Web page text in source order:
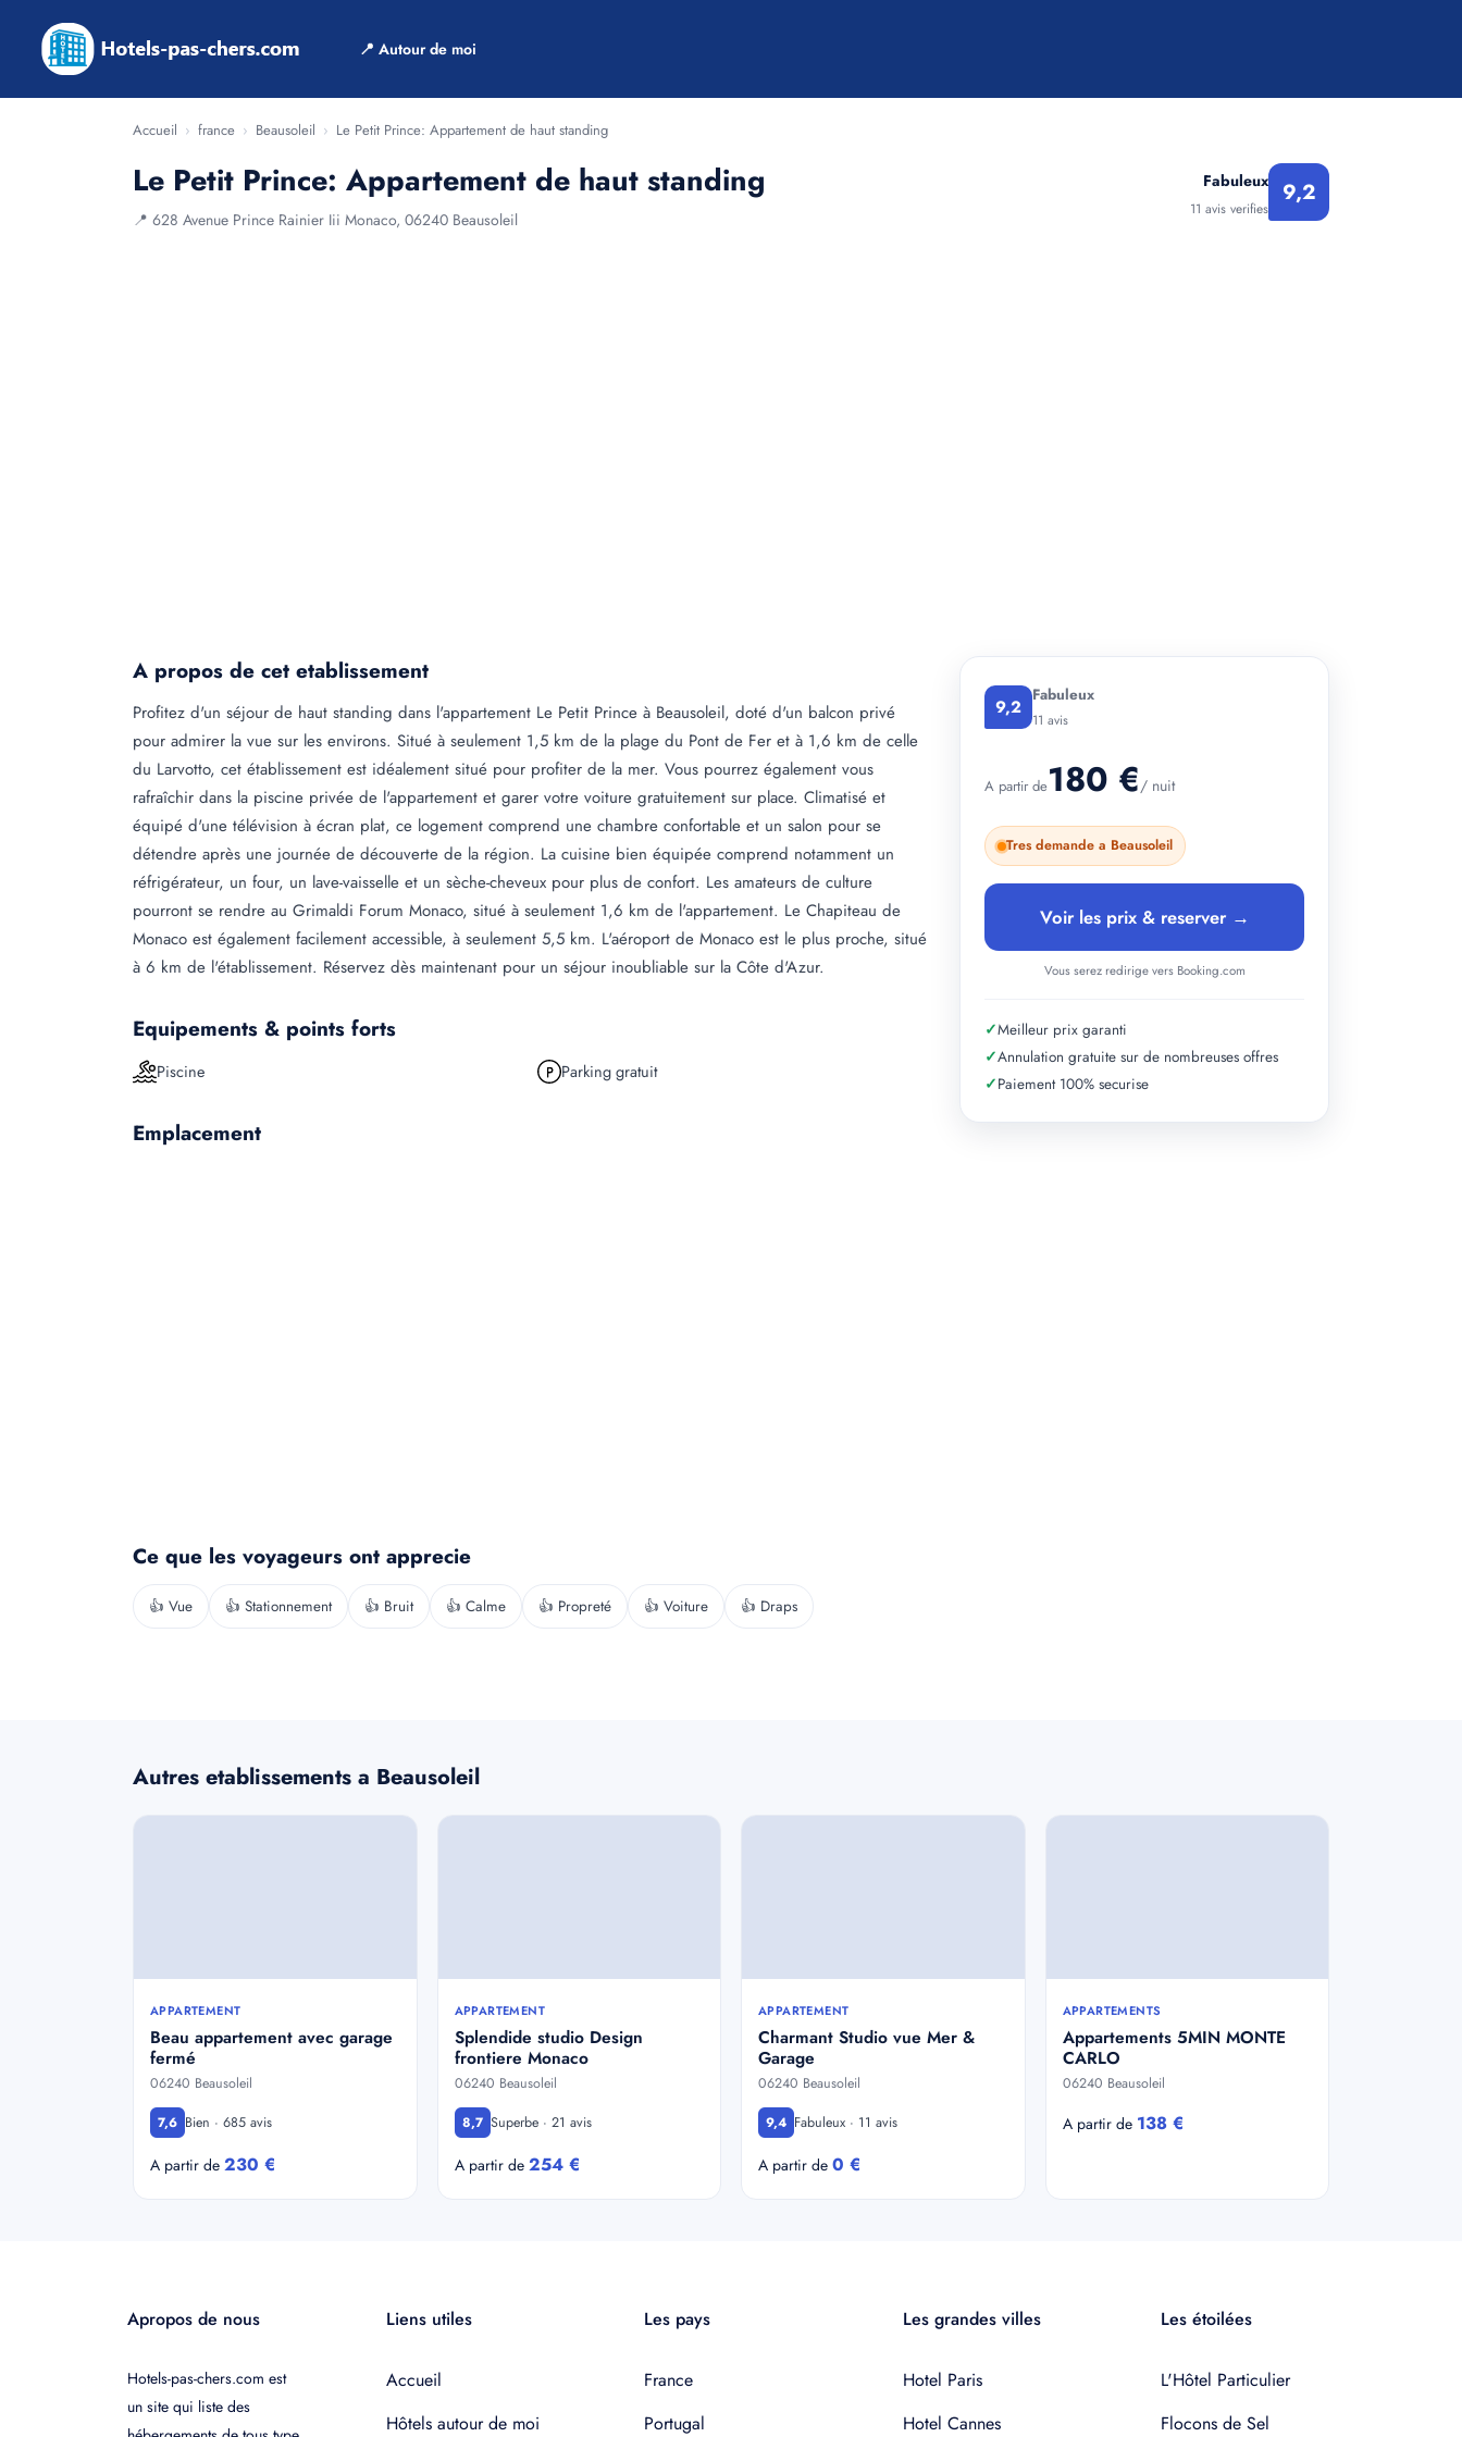
📍 Autour de moi
Accueil › france › Beausoleil › Le Petit Prince: Appartement de haut standing
Le Petit Prince: Appartement de haut standing
📍 628 Avenue Prince Rainier Iii Monaco, 06240 Beausoleil
Fabuleux
11 avis verifies
9,2
A propos de cet etablissement
Profitez d'un séjour de haut standing dans l'appartement Le Petit Prince à Beausoleil, doté d'un balcon privé
pour admirer la vue sur les environs. Situé à seulement 1,5 km de la plage du Pont de Fer et à 1,6 km de celle
du Larvotto, cet établissement est idéalement situé pour profiter de la mer. Vous pourrez également vous
rafraîchir dans la piscine privée de l'appartement et garer votre voiture gratuitement sur place. Climatisé et
équipé d'une télévision à écran plat, ce logement comprend une chambre confortable et un salon pour se
détendre après une journée de découverte de la région. La cuisine bien équipée comprend notamment un
réfrigérateur, un four, un lave-vaisselle et un sèche-cheveux pour plus de confort. Les amateurs de culture
pourront se rendre au Grimaldi Forum Monaco, situé à seulement 1,6 km de l'appartement. Le Chapiteau de
Monaco est également facilement accessible, à seulement 5,5 km. L'aéroport de Monaco est le plus proche, situé
à 6 km de l'établissement. Réservez dès maintenant pour un séjour inoubliable sur la Côte d'Azur.
Equipements & points forts
Piscine Parking gratuit
Emplacement
Ce que les voyageurs ont apprecie
👍 Vue 👍 Stationnement 👍 Bruit 👍 Calme 👍 Propreté 👍 Voiture 👍 Draps
9,2 Fabuleux
11 avis
A partir de180 €/ nuit
Tres demande a Beausoleil
Voir les prix & reserver →
Vous serez redirige vers Booking.com
✓Meilleur prix garanti
✓Annulation gratuite sur de nombreuses offres
✓Paiement 100% securise
Autres etablissements a Beausoleil
APPARTEMENT
Beau appartement avec garage
fermé
06240 Beausoleil
7,6 Bien · 685 avis
A partir de 230 €
APPARTEMENT
Splendide studio Design
frontiere Monaco
06240 Beausoleil
8,7 Superbe · 21 avis
A partir de 254 €
APPARTEMENT
Charmant Studio vue Mer &
Garage
06240 Beausoleil
9,4 Fabuleux · 11 avis
A partir de 0 €
APPARTEMENTS
Appartements 5MIN MONTE
CARLO
06240 Beausoleil
A partir de 138 €
Apropos de nous
Hotels-pas-chers.com est
un site qui liste des
Liens utiles
Accueil
Hôtels autour de moi
Les pays
France
Portugal
Les grandes villes
Hotel Paris
Hotel Cannes
Les étoilées
L'Hôtel Particulier
Flocons de Sel